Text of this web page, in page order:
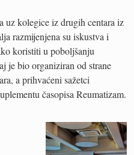
uz kolegice iz drugih centara iz
razmijenjena su iskustva i
koristiti u poboljšanju
je bio organiziran od strane
a prihvaćeni sažetci
časopisa Reumatizam.